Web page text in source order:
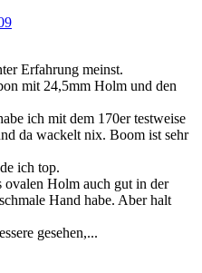
Erfahrung meinst.
mit 24,5mm Holm und den
ich mit dem 170er testweise
da wackelt nix. Boom ist sehr
ich top.
ovalen Holm auch gut in der
Hand habe. Aber halt
gesehen,...